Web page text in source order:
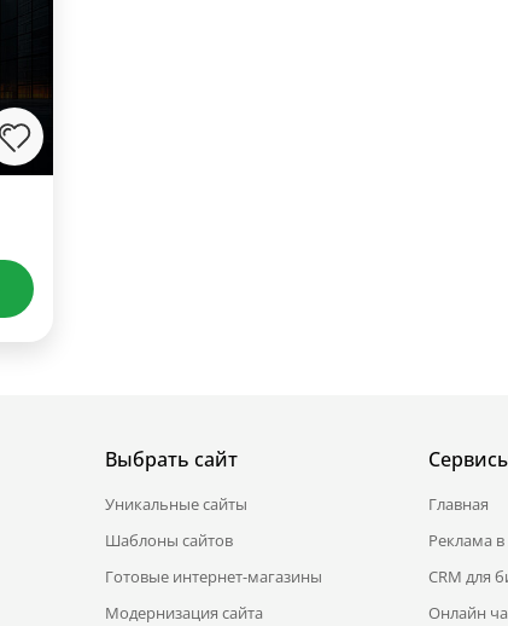
Выбрать сайт
Уникальные сайты
Шаблоны сайтов
Готовые интернет-магазины
Модернизация сайта
Главная
Реклама
CRM для
Онлайн